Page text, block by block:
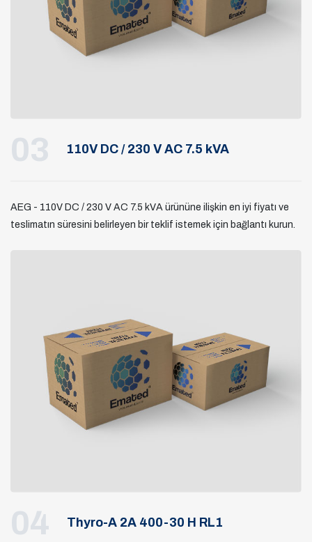
03 110V DC / 230 V AC 7.5 kVA
AEG - 110V DC / 230 V AC 7.5 kVA ürününe ilişkin en iyi fiyatı ve
teslimatın süresini belirleyen bir teklif istemek için bağlantı kurun.
04 Thyro-A 2A 400-30 H RL1